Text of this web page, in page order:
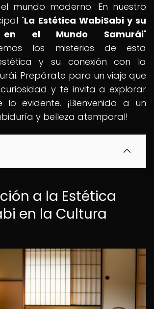
mundo moderno. En nuestro
"La Estética WabiSabi y su
en el Mundo Samurái"
los misterios de esta
y su conexión con la
Prepárate para un viaje que
y te invita a explorar
evidente. ¡Bienvenido a un
y belleza atemporal!
a la Estética
en la Cultura